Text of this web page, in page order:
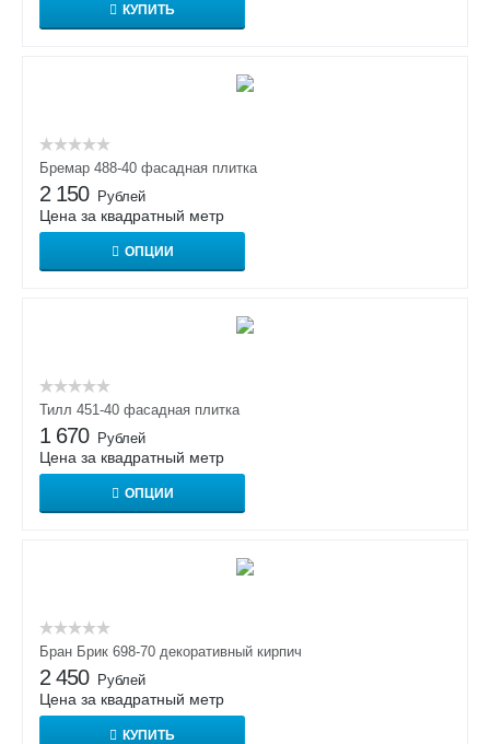
КУПИТЬ
Бремар 488-40 фасадная плитка
2 150 Рублей
Цена за квадратный метр
ОПЦИИ
Тилл 451-40 фасадная плитка
1 670 Рублей
Цена за квадратный метр
ОПЦИИ
Бран Брик 698-70 декоративный кирпич
2 450 Рублей
Цена за квадратный метр
КУПИТЬ